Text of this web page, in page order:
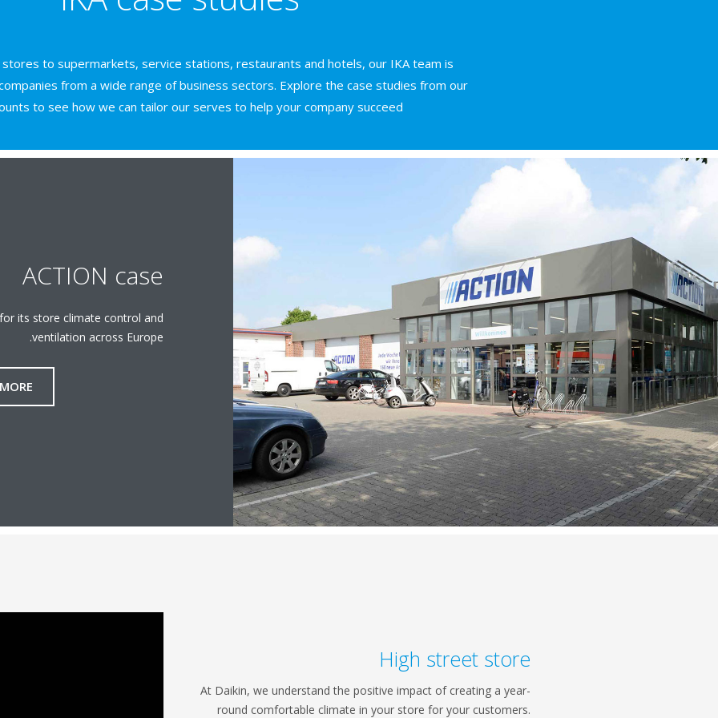
to supermarkets, service stations, restaurants and hotels, our IKA team is
from a wide range of business sectors. Explore the case studies from our
to see how we can tailor our serves to help your company succeed.
ACTION case
its store climate control and
ventilation across Europe.
High street store
At Daikin, we understand the positive impact of creating a year-
round comfortable climate in your store for your customers.